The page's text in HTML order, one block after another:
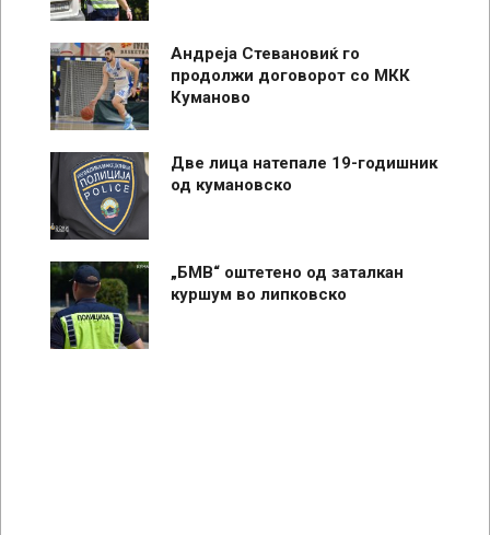
Андреја Стевановиќ го
продолжи договорот со МКК
Куманово
Две лица натепале 19-годишник
од кумановско
„БМВ“ оштетено од заталкан
куршум во липковско